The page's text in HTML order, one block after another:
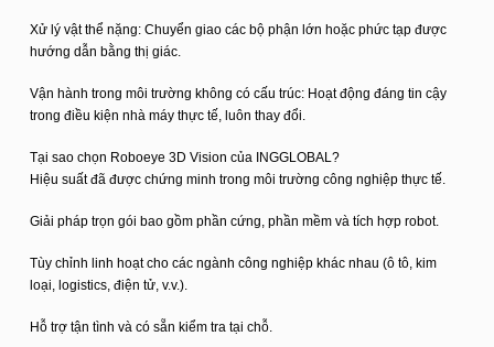
Xử lý vật thể nặng: Chuyển giao các bộ phận lớn hoặc phức tạp được
hướng dẫn bằng thị giác.
Vận hành trong môi trường không có cấu trúc: Hoạt động đáng tin cậy
trong điều kiện nhà máy thực tế, luôn thay đổi.
Tại sao chọn Roboeye 3D Vision của INGGLOBAL?
Hiệu suất đã được chứng minh trong môi trường công nghiệp thực tế.
Giải pháp trọn gói bao gồm phần cứng, phần mềm và tích hợp robot.
Tùy chỉnh linh hoạt cho các ngành công nghiệp khác nhau (ô tô, kim
loại, logistics, điện tử, v.v.).
Hỗ trợ tận tình và có sẵn kiểm tra tại chỗ.